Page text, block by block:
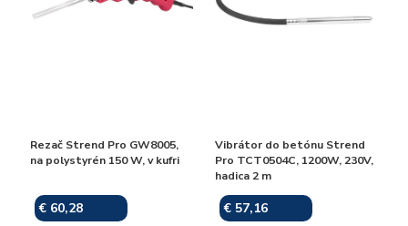
Rezač Strend Pro GW8005,
na polystyrén 150 W, v kufri
€ 60,28
Vibrátor do betónu Strend
Pro TCT0504C, 1200W, 230V,
hadica 2 m
€ 57,16